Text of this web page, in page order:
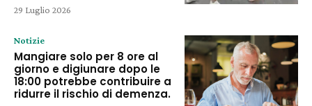
29 Luglio 2026
Notizie
Mangiare solo per 8 ore al
giorno e digiunare dopo le
18:00 potrebbe contribuire a
ridurre il rischio di demenza.